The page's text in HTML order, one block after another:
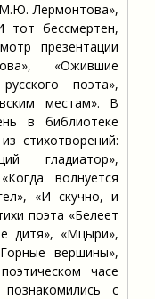
Лермонтова»,
тот бессмертен,
презентации
«Ожившие
поэта»,
местам». В
в библиотеке
стихотворений:
гладиатор»,
волнуется
«И скучно, и
поэта «Белеет
дитя», «Мцыри»,
вершины»,
часе
с